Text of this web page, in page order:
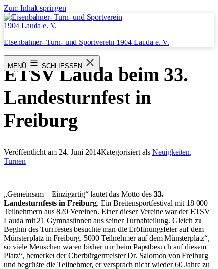
Zum Inhalt springen
Eisenbahner- Turn- und Sportverein 1904 Lauda e. V.
MENÜ SCHLIESSEN
ETSV Lauda beim 33.
Landesturnfest in
Freiburg
Veröffentlicht am 24. Juni 2014Kategorisiert als Neuigkeiten,
Turnen
„Gemeinsam – Einzigartig“ lautet das Motto des 33.
Landesturnfests in Freiburg. Ein Breitensportfestival mit 18 000
Teilnehmern aus 820 Vereinen. Einer dieser Vereine war der ETSV
Lauda mit 21 Gymnastinnen aus seiner Turnabteilung. Gleich zu
Beginn des Turnfestes besuchte man die Eröffnungsfeier auf dem
Münsterplatz in Freiburg. 5000 Teilnehmer auf dem Münsterplatz“,
so viele Menschen waren bisher nur beim Papstbesuch auf diesem
Platz“, bemerket der Oberbürgermeister Dr. Salomon von Freiburg
und begrüßte die Teilnehmer, er versprach nicht wieder 60 Jahre zu